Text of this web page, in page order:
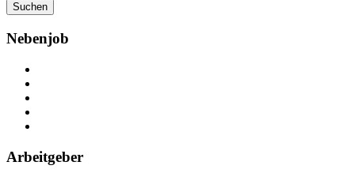
Suchen
Nebenjob
Arbeitgeber